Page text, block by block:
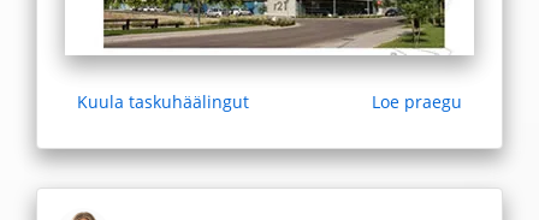
Kuula taskuhäälingut Loe praegu